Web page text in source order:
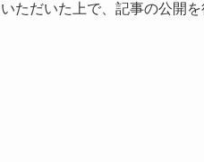
ただいた上で、記事の公開を